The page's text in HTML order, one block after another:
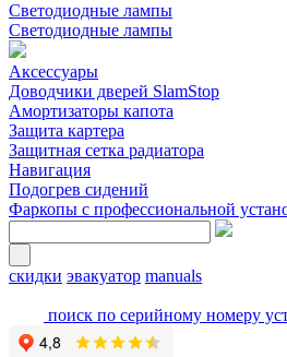
Светодиодные лампы
Светодиодные лампы
Аксессуары
Доводчики дверей SlamStop
Амортизаторы капота
Защита картера
Защитная сетка радиатора
Навигация
Подогрев сидений
Фаркопы с профессиональной
скидки эвакуатор manuals
поиск по серийному номеру